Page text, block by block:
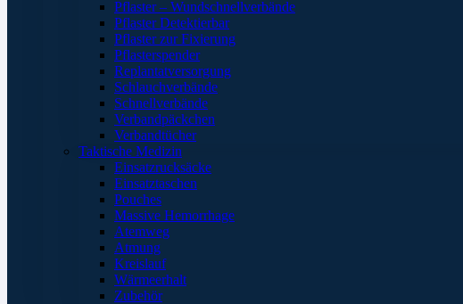
Pflaster – Wundschnellverbände
Pflaster Detektierbar
Pflaster zur Fixierung
Pflasterspender
Replantatversorgung
Schlauchverbände
Schnellverbände
Verbandpäckchen
Verbandtücher
Taktische Medizin
Einsatzrucksäcke
Einsatztaschen
Pouches
Massive Hemorrhage
Atemweg
Atmung
Kreislauf
Wärmeerhalt
Zubehör